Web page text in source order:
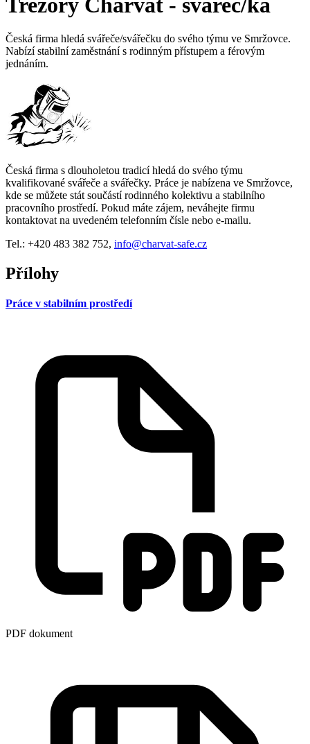
Česká firma hledá svářeče/svářečku do svého týmu ve Smržovce.
Nabízí stabilní zaměstnání s rodinným přístupem a férovým
jednáním.
Česká firma s dlouholetou tradicí hledá do svého týmu
kvalifikované svářeče a svářečky. Práce je nabízena ve Smržovce,
kde se můžete stát součástí rodinného kolektivu a stabilního
pracovního prostředí. Pokud máte zájem, neváhejte firmu
kontaktovat na uvedeném telefonním čísle nebo e-mailu.
Tel.: +420 483 382 752, info@charvat-safe.cz
Přílohy
Práce v stabilním prostředí
PDF dokument